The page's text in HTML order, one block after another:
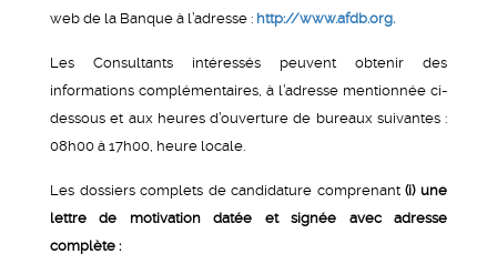
web de la Banque à l’adresse : http://www.afdb.org.
Les Consultants intéressés peuvent obtenir des
informations complémentaires, à l’adresse mentionnée ci-
dessous et aux heures d’ouverture de bureaux suivantes :
08h00 à 17h00, heure locale.
Les dossiers complets de candidature comprenant(i) une
lettre de motivation datée et signée avec adresse
complète :